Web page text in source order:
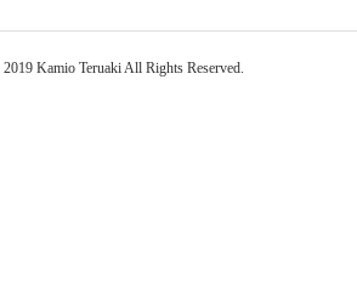
Kamio Teruaki All Rights Reserved.